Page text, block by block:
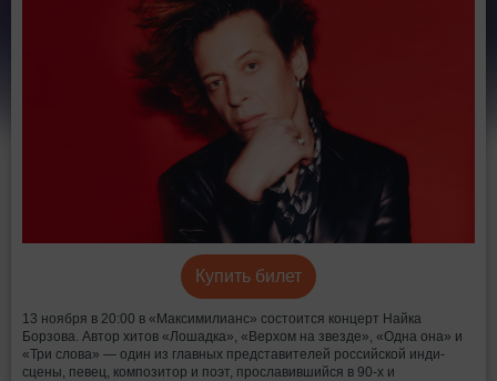
Купить билет
13 ноября в 20:00 в «Максимилианс» состоится концерт Найка
Борзова. Автор хитов «Лошадка», «Верхом на звезде», «Одна она» и
«Три слова» — один из главных представителей российской инди-
сцены, певец, композитор и поэт, прославившийся в 90-х и